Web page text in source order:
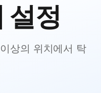
설정
상의 위치에서 탁